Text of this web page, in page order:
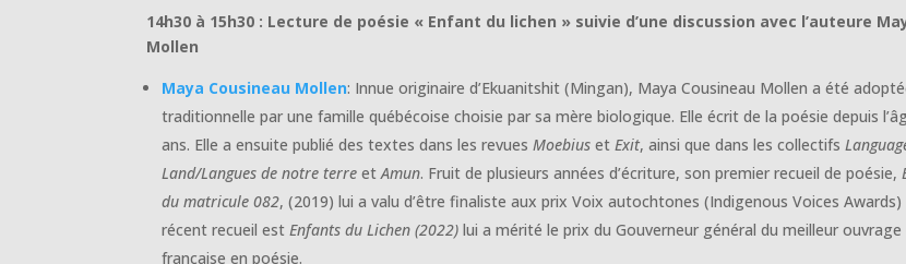
14h30 à 15h30 : Lecture de poésie « Enfant du lichen » suivie d’une discussion avec l’auteure
Mollen
Maya Cousineau Mollen: Innue originaire d’Ekuanitshit (Mingan), Maya Cousineau Mollen a été
traditionnelle par une famille québécoise choisie par sa mère biologique. Elle écrit de la poésie depuis
ans. Elle a ensuite publié des textes dans les revuesMoebiusetExit, ainsi que dans les collectifs
Land/Langues de notre terre etAmun. Fruit de plusieurs années d’écriture, son premier recueil de poésie,
du matricule 082, (2019) lui a valu d’être finaliste aux prix Voix autochtones (Indigenous Voices Awards)
récent recueil estEnfants du Lichen (2022)lui a mérité le prix du Gouverneur général du meilleur ouvrage
française en poésie.